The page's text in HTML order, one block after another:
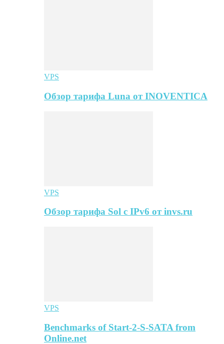
VPS
Обзор тарифа Luna от INOVENTICA
VPS
Обзор тарифа Sol с IPv6 от invs.ru
VPS
Benchmarks of Start-2-S-SATA from
Online.net